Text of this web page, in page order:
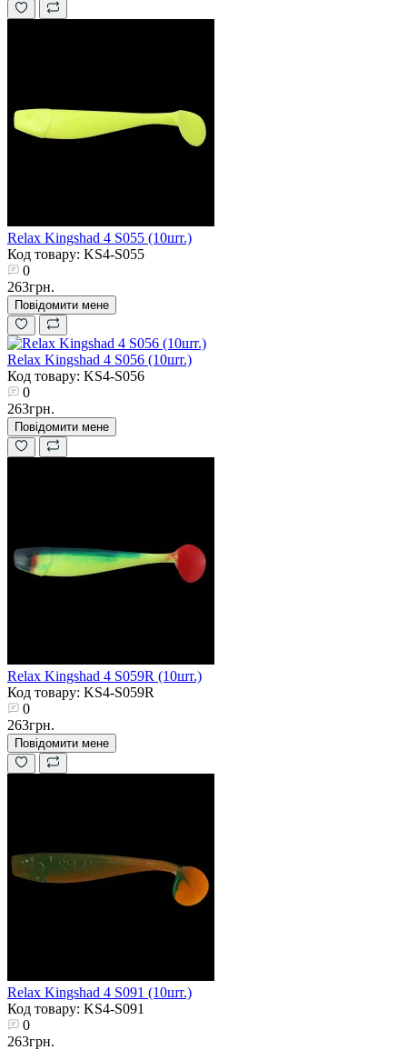
Relax Kingshad 4 S055 (10шт.)
Код товару: KS4-S055
0
263грн.
Повідомити мене
Relax Kingshad 4 S056 (10шт.)
Код товару: KS4-S056
0
263грн.
Повідомити мене
Relax Kingshad 4 S059R (10шт.)
Код товару: KS4-S059R
0
263грн.
Повідомити мене
Relax Kingshad 4 S091 (10шт.)
Код товару: KS4-S091
0
263грн.